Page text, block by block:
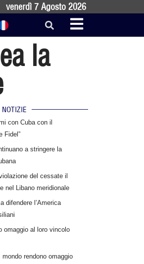
venerdì 7 Agosto 2026
la
con Cuba con il
Fidel”
a stringere la
del cessate il
nel Libano meridionale
difendere l’America
omaggio al loro vincolo
rendono omaggio